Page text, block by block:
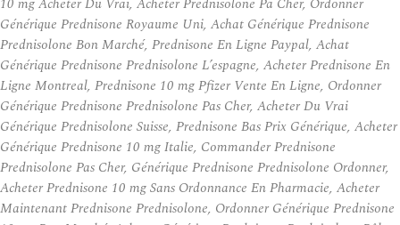
Générique Prednisone Royaume Uni, Achat Générique Prednisone
Prednisolone Bon Marché, Prednisone En Ligne Paypal, Achat
Générique Prednisone Prednisolone L’espagne, Acheter Prednisone En
Ligne Montreal, Prednisone 10 mg Pfizer Vente En Ligne, Ordonner
Générique Prednisone Prednisolone Pas Cher, Acheter Du Vrai
Générique Prednisolone Suisse, Prednisone Bas Prix Générique, Acheter
Générique Prednisone 10 mg Italie, Commander Prednisone
Prednisolone Pas Cher, Générique Prednisone Prednisolone Ordonner,
Acheter Prednisone 10 mg Sans Ordonnance En Pharmacie, Acheter
Maintenant Prednisone Prednisolone, Ordonner Générique Prednisone